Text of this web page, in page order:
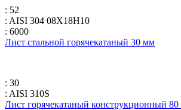
: 52
: AISI 304 08Х18Н10
: 6000
Лист стальной горячекатаный 30 мм
: 30
: AISI 310S
Лист горячекатаный конструкционный